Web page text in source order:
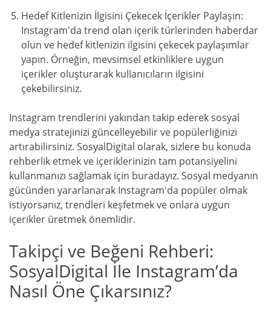
Hedef Kitlenizin İlgisini Çekecek İçerikler Paylaşın:
Instagram'da trend olan içerik türlerinden haberdar
olun ve hedef kitlenizin ilgisini çekecek paylaşımlar
yapın. Örneğin, mevsimsel etkinliklere uygun
içerikler oluşturarak kullanıcıların ilgisini
çekebilirsiniz.
Instagram trendlerini yakından takip ederek sosyal
medya stratejinizi güncelleyebilir ve popülerliğinizi
artırabilirsiniz. SosyalDigital olarak, sizlere bu konuda
rehberlik etmek ve içeriklerinizin tam potansiyelini
kullanmanızı sağlamak için buradayız. Sosyal medyanın
gücünden yararlanarak Instagram'da popüler olmak
istiyorsanız, trendleri keşfetmek ve onlara uygun
içerikler üretmek önemlidir.
Takipçi ve Beğeni Rehberi:
SosyalDigital İle Instagram’da
Nasıl Öne Çıkarsınız?